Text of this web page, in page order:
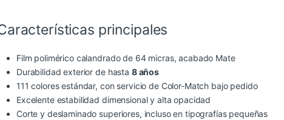
principales
Film polimérico calandrado de 64 micras, acabado Mate
Durabilidad exterior de hasta 8 años
111 colores estándar, con servicio de Color-Match bajo pedido
Excelente estabilidad dimensional y alta opacidad
Corte y deslaminado superiores, incluso en tipografías pequeñas